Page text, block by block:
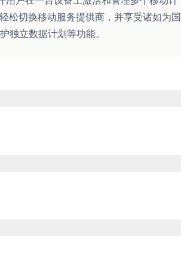
松切换移动服务提供商，并享受诸如为国
独立数据计划等功能。